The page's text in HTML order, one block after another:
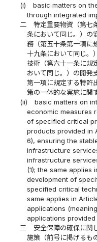
(i)
basic matters on
through integrated
二
特定重要物資（第七
条において同じ。）の
務（第五十条第一項に
十九条において同じ。
技術（第六十一条に規
おいて同じ。）の開発
第一項に規定する特許
策の一体的な実施に関
(ii)
basic matters on
economic measures
of specified critical
products provided in
6), ensuring the
infrastructure
infrastructure
(1); the same applies
development of
specified critical
same applies in
applications
applications
三
安全保障の確保に関
施策（前号に掲げるも